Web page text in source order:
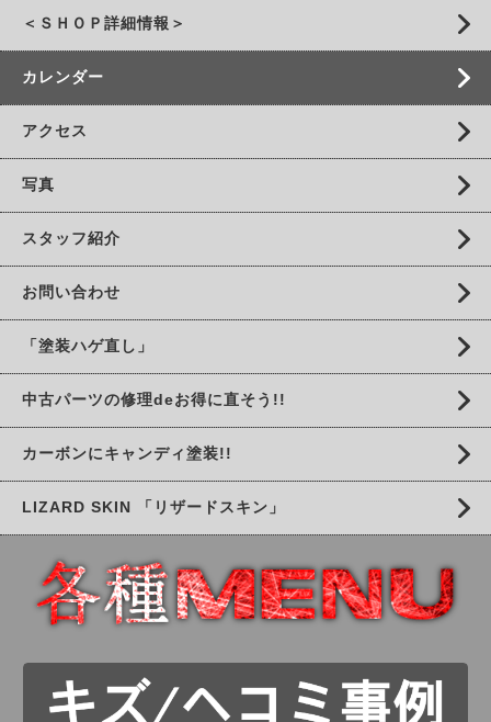
＜ＳＨＯＰ詳細情報＞
カレンダー
アクセス
写真
スタッフ紹介
お問い合わせ
「塗装ハゲ直し」
中古パーツの修理deお得に直そう!!
カーボンにキャンディ塗装!!
LIZARD SKIN 「リザードスキン」